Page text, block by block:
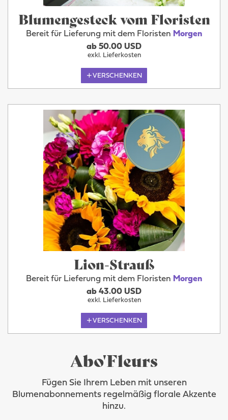
Blumengesteck vom Floristen
Bereit für Lieferung mit dem Floristen Morgen
ab 50.00 USD
exkl. Lieferkosten
VERSCHENKEN
Lion-Strauß
Bereit für Lieferung mit dem Floristen Morgen
ab 43.00 USD
exkl. Lieferkosten
VERSCHENKEN
Abo'Fleurs
Fügen Sie Ihrem Leben mit unseren
Blumenabonnements regelmäßig florale Akzente
hinzu.